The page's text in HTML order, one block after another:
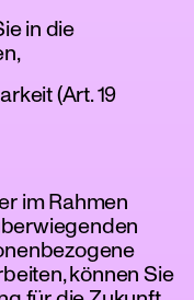
in die
(Art. 19
im Rahmen
können Sie